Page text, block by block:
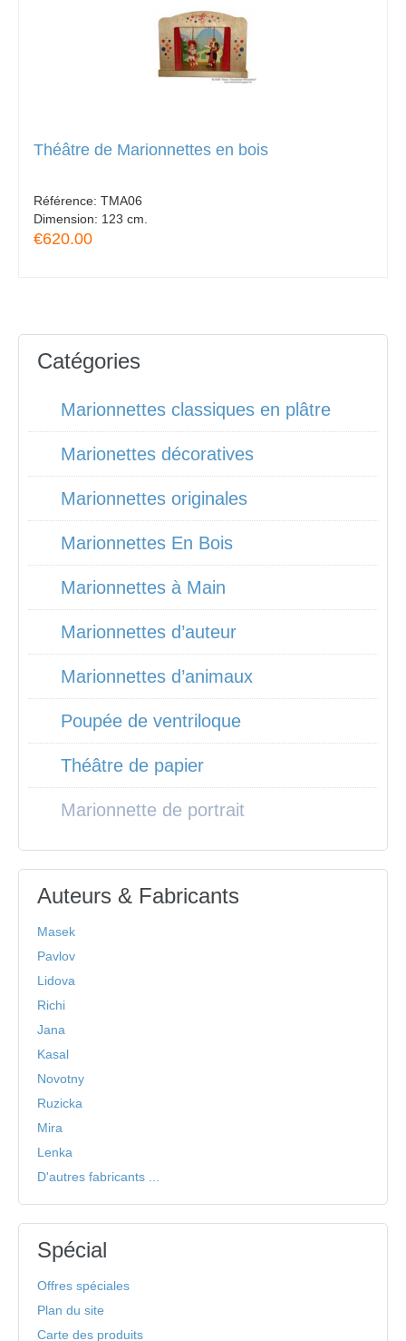
Théâtre de Marionnettes en bois
Référence: TMA06
Dimension: 123 cm.
€620.00
Catégories
Marionnettes classiques en plâtre
Marionettes décoratives
Marionnettes originales
Marionnettes En Bois
Marionnettes à Main
Marionnettes d’auteur
Marionnettes d’animaux
Poupée de ventriloque
Théâtre de papier
Marionnette de portrait
Auteurs & Fabricants
Masek
Pavlov
Lidova
Richi
Jana
Kasal
Novotny
Ruzicka
Mira
Lenka
D'autres fabricants ...
Spécial
Offres spéciales
Plan du site
Carte des produits